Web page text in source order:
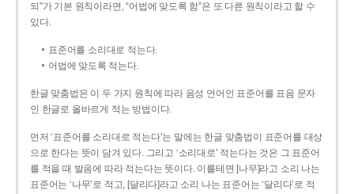
되”가 기본 원칙이라면, “어법에 맞도록 함”은 또 다른 원칙이라고 할 수
있다.
표준어를 소리대로 적는다.
어법에 맞도록 적는다.
한글 맞춤법은 이 두 가지 원칙에 따라 음성 언어인 표준어를 표음 문자
인 한글로 올바르게 적는 방법이다.
먼저 ‘표준어를 소리대로 적는다’는 말에는 한글 맞춤법이 표준어를 대상
으로 한다는 뜻이 담겨 있다. 그리고 ‘소리대로’ 적는다는 것은 그 표준어
를 적을 때 발음에 따라 적는다는 뜻이다. 이를테면 [나무]라고 소리 나는
표준어는 ‘나무’로 적고, [달리다]라고 소리 나는 표준어는 ‘달리다’로 적